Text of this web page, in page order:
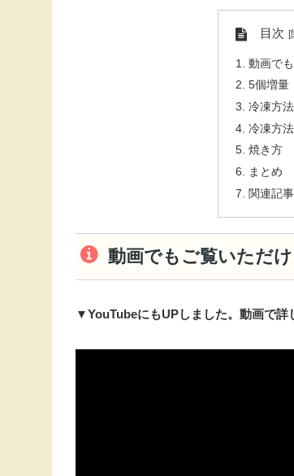
目次
動画で
5個増量
冷凍方
冷凍方
焼き方
まとめ
関連記事
動画でもご覧いただ
▼YouTubeにもUPしました。動画で詳